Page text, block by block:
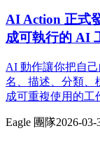
AI Action 正式
成可執行的 AI
AI 動作讓你把自
名、描述、分類、
成可重複使用的工
Eagle 團隊2026-03-